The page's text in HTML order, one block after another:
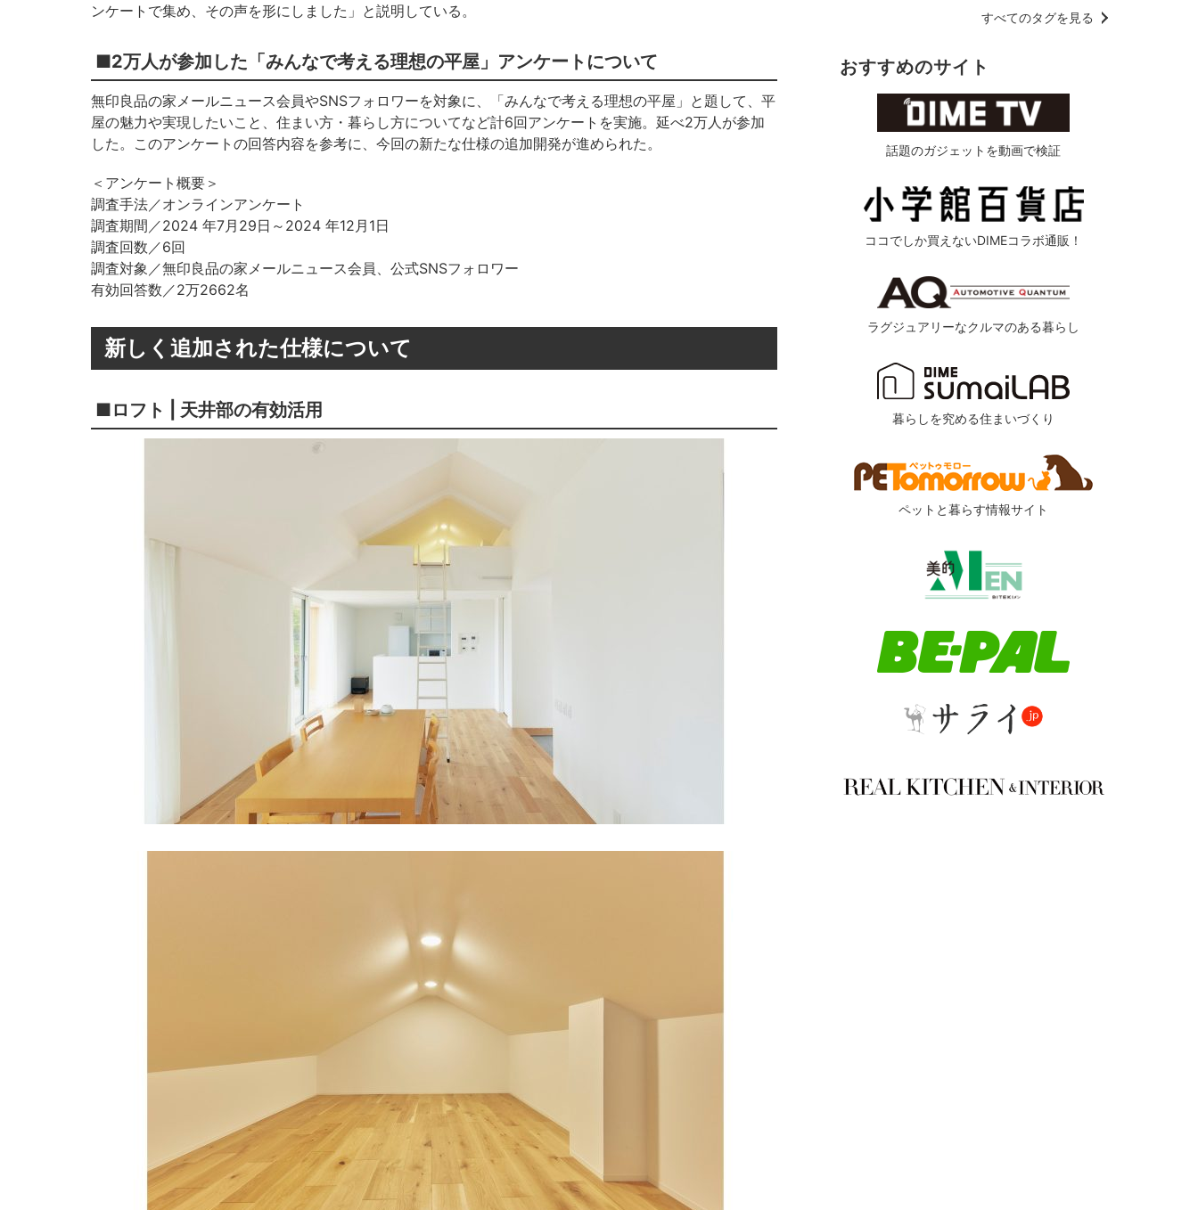
ンケートで集め、その声を形にしました」と説明している。
■2万人が参加した「みんなで考える理想の平屋」アンケートについて
無印良品の家メールニュース会員やSNSフォロワーを対象に、「みんなで考える理想の平屋」と題して、平
屋の魅力や実現したいこと、住まい方・暮らし方についてなど計6回アンケートを実施。延べ2万人が参加
した。このアンケートの回答内容を参考に、今回の新たな仕様の追加開発が進められた。
＜アンケート概要＞
調査手法／オンラインアンケート
調査期間／2024 年7月29日～2024 年12月1日
調査回数／6回
調査対象／無印良品の家メールニュース会員、公式SNSフォロワー
有効回答数／2万2662名
新しく追加された仕様について
■ロフト | 天井部の有効活用
すべてのタグを見る
おすすめのサイト
話題のガジェットを動画で検証
ココでしか買えないDIMEコラボ通販！
ラグジュアリーなクルマのある暮らし
暮らしを究める住まいづくり
ペットと暮らす情報サイト